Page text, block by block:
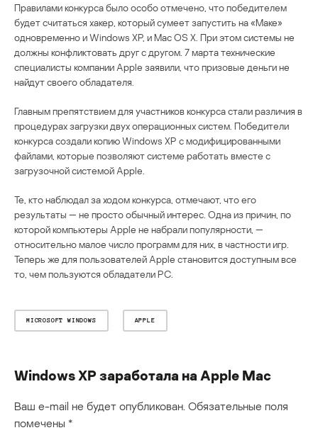
Правилами конкурса было особо отмечено, что победителем
будет считаться хакер, который сумеет запустить на «Маке»
одновременно и Windows XP, и Mac OS X. При этом системы не
должны конфликтовать друг с другом. 7 марта технические
специалисты компании Apple заявили, что призовые деньги не
найдут своего обладателя.
Главным препятствием для участников конкурса стали различия в
процедурах загрузки двух операционных систем. Победители
конкурса создали копию Windows XP с модифицированными
файлами, которые позволяют системе работать вместе с
загрузочной системой Apple.
Те, кто наблюдал за ходом конкурса, отмечают, что его
результаты — не просто обычный интерес. Одна из причин, по
которой компьютеры Apple не набрали популярности, —
относительно малое число программ для них, в частности игр.
Теперь же для пользователей Apple становится доступным все
то, чем пользуются обладатели PC.
MICROSOFT WINDOWS APPLE
Windows XP заработала на Apple Mac
Ваш e-mail не будет опубликован. Обязательные поля
помечены *